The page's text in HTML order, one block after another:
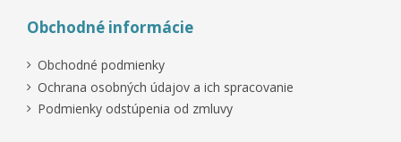
Obchodné informácie
Obchodné podmienky
Ochrana osobných údajov a ich spracovanie
Podmienky odstúpenia od zmluvy